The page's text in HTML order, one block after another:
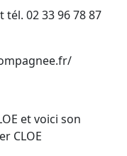
02 33 96 78 87
et voici son
CLOE